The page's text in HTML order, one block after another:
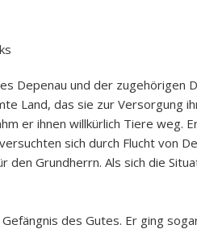
Depenau und der zugehörigen
Land, das sie zur Versorgung
er ihnen willkürlich Tiere weg.
sich durch Flucht von
Grundherrn. Als sich die
des Gutes. Er ging